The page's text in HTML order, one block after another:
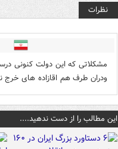
نظرات
مشکلاتی که این دولت کنونی
ودران طرف هم اقازاده های خرج
این مطالب را از دست ندهید....